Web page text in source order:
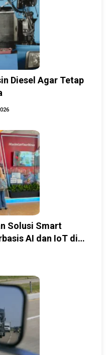
Diesel Agar Tetap
Solusi Smart
AI dan IoT di